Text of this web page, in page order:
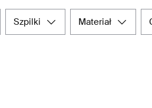
od niestandardowych podeszew z logo
zamki błyskawiczne, są starannie
testy i regulacje, aby
i wygodnemu środowisku
szpilki materiał